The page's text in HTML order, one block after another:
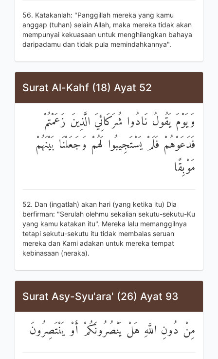
56. Katakanlah: "Panggillah mereka yang kamu
anggap (tuhan) selain Allah, maka mereka tidak akan
mempunyai kekuasaan untuk menghilangkan bahaya
daripadamu dan tidak pula memindahkannya".
Surat Al-Kahf (18) Ayat 52
وَيَوْمَ يَقُولُ نَادُوا شُرَكَائِيَ الَّذِينَ زَعَمْتُمْ
فَدَعَوْهُمْ فَلَمْ يَسْتَجِيبُوا لَهُمْ وَجَعَلْنَا بَيْنَهُمْ
مَوْبِقًا
52. Dan (ingatlah) akan hari (yang ketika itu) Dia
berfirman: "Serulah olehmu sekalian sekutu-sekutu-Ku
yang kamu katakan itu". Mereka lalu memanggilnya
tetapi sekutu-sekutu itu tidak membalas seruan
mereka dan Kami adakan untuk mereka tempat
kebinasaan (neraka).
Surat Asy-Syu'ara' (26) Ayat 93
مِنْ دُونِ اللَّهِ هَلْ يَنْصُرُونَكُمْ أَوْ يَنْتَصِرُونَ